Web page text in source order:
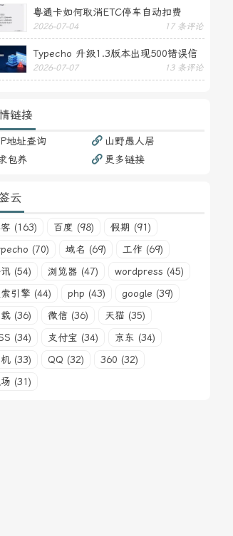
粤通卡如何取消ETC停车自动扣费
2026-07-04 17 条评论
Typecho 升级1.3版本出现500错误信
息
2026-07-07 13 条评论
链接
地址查询
山野愚人居
包养
更多链接
云
(163) 百度 (98)
假期 (91)
(70)
域名 (69)
工作 (69)
(54)
浏览器 (47)
wordpress (45)
引擎 (44)
php (43)
google (39)
(36)
微信 (36)
天猫 (35)
(34)
支付宝 (34)
京东 (34)
(33)
QQ (32)
360 (32)
(31)